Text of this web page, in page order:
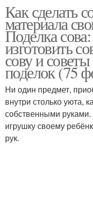
Как сделать
материала
Поделка
изготовить
сову и
поделок (75
Ни один предмет,
внутри столько уюта,
собственными
игрушку своему
рук.